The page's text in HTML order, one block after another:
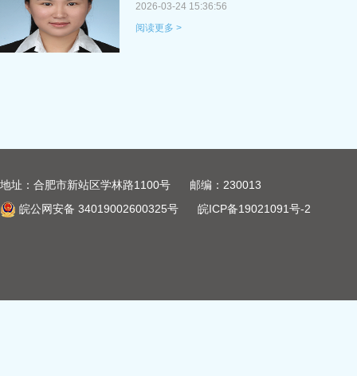
2026-03-24 15:36:56
阅读更多 >
地址：合肥市新站区学林路1100号 邮编：230013
皖公网安备 34019002600325号
皖ICP备19021091号-2